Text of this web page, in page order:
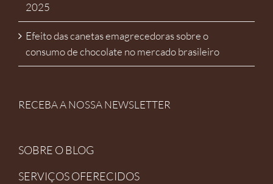
2025
Efeito das canetas emagrecedoras sobre o
consumo de chocolate no mercado brasileiro
RECEBA A NOSSA NEWSLETTER
SOBRE O BLOG
SERVIÇOS OFERECIDOS